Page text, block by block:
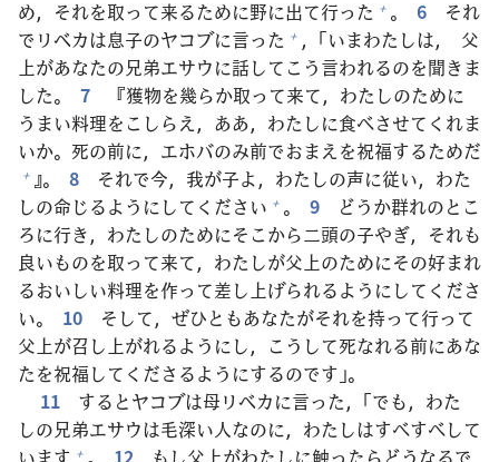
め，それを取って来るために野に出て行った + 。 6
それ
でリベカは息子のヤコブに言った + ，「いまわたしは， 父
上があなたの兄弟エサウに話してこう言われるのを聞きま
した。
7 『獲物を幾らか取って来て，わたしのために
うまい料理をこしらえ，ああ，わたしに食べさせてくれま
いか。 死の前に，エホバのみ前でおまえを祝福するためだ
+ 』。 8 それで今， 我が子よ，わたしの声に従い，わた
しの命じるようにしてください + 。 9 どうか群れのとこ
ろに行き，わたしのためにそこから二頭の子やぎ，それも
良いものを取って来て，わたしが父 上のためにその好まれ
るおいしい料理を作って差し 上げられるようにしてくださ
い。
10 そして，ぜひともあなたがそれを持って行って
父 上が召 し 上がれるようにし，こうして死なれる前にあな
たを祝福してくださるようにするのです」。
11
するとヤコブは母リベカに言った，「でも，わた
しの兄弟エサウは毛深い人なのに，わたしはすべすべして
います + 。 12 もし父 上がわたしに触ったらどうなるで